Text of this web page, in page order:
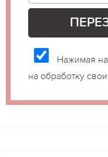
Нажимая
на обработку